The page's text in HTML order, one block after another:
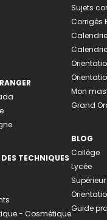
TECHNIQUES
- Cosmétique
Sujets
Corrigés
Mon
Grand
BLOG
Collège
Lycée
Supérieur
Guide